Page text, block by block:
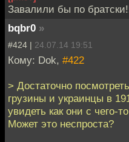
Завалили бы по
bqbr0 »
#424 | 24.07.14 19:51
Кому: Dok, #422
> Достаточно
грузины и украинцы в
увидеть как они с
Может это неспроста?